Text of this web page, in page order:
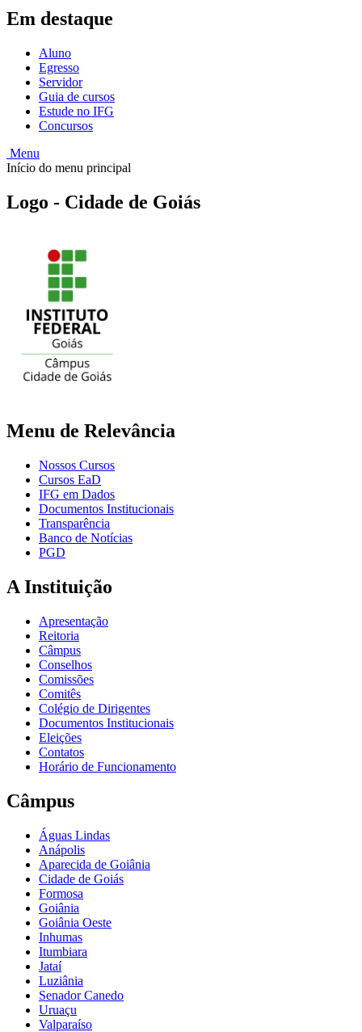
Em destaque
Aluno
Egresso
Servidor
Guia de cursos
Estude no IFG
Concursos
Menu
Início do menu principal
Logo - Cidade de Goiás
Menu de Relevância
Nossos Cursos
Cursos EaD
IFG em Dados
Documentos Institucionais
Transparência
Banco de Notícias
PGD
A Instituição
Apresentação
Reitoria
Câmpus
Conselhos
Comissões
Comitês
Colégio de Dirigentes
Documentos Institucionais
Eleições
Contatos
Horário de Funcionamento
Câmpus
Águas Lindas
Anápolis
Aparecida de Goiânia
Cidade de Goiás
Formosa
Goiânia
Goiânia Oeste
Inhumas
Itumbiara
Jataí
Luziânia
Senador Canedo
Uruaçu
Valparaíso